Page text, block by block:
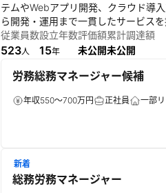
テムやWebアプリ開発、クラウド導
ら開発・運用まで一貫したサービス
寄り添った伴走型支援を実施する。
従業員数
523人
設立年数
15年
評価額
未公開
累計調達額
未公開
労務総務マネージャー候補
年収550～700万円 正社員 一部
新着
総務労務マネージャー